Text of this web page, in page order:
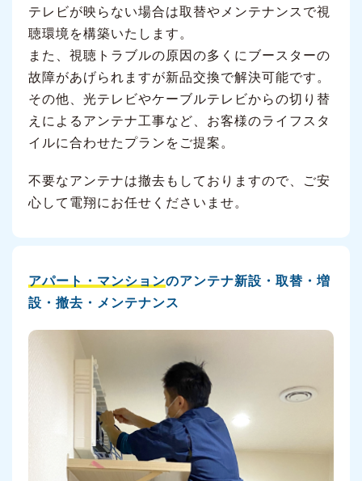
テレビが映らない場合は取替やメンテナンスで視
聴環境を構築いたします。
また、視聴トラブルの原因の多くにブースターの
故障があげられますが新品交換で解決可能です。
その他、光テレビやケーブルテレビからの切り替
えによるアンテナ工事など、お客様のライフスタ
イルに合わせたプランをご提案。
不要なアンテナは撤去もしておりますので、ご安
心して電翔にお任せくださいませ。
アパート・マンションのアンテナ新設・取替・増
設・撤去・メンテナンス